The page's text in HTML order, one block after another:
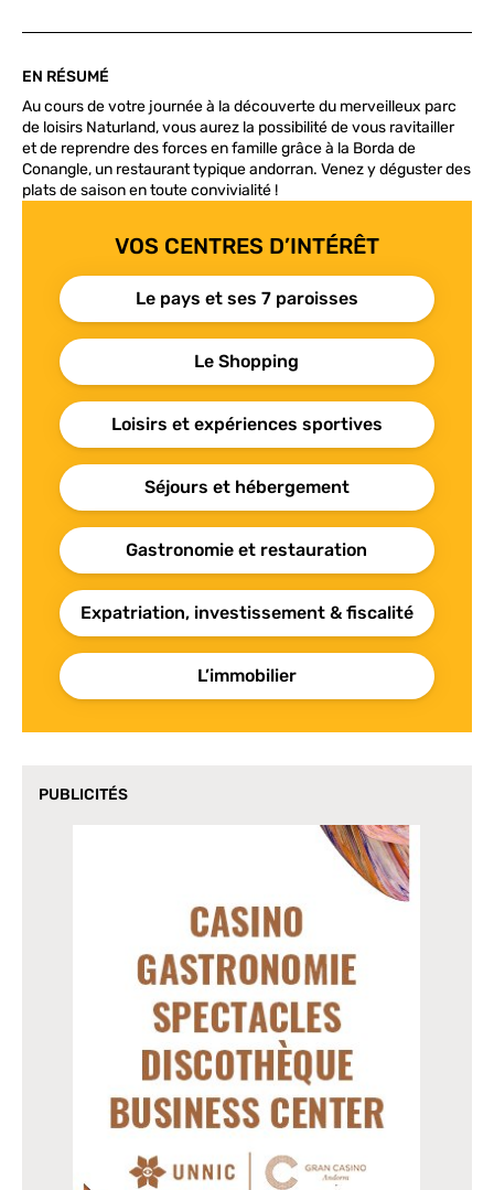
EN RÉSUMÉ
Au cours de votre journée à la découverte du merveilleux parc
de loisirs Naturland, vous aurez la possibilité de vous ravitailler
et de reprendre des forces en famille grâce à la Borda de
Conangle, un restaurant typique andorran. Venez y déguster des
plats de saison en toute convivialité !
VOS CENTRES D’INTÉRÊT
Le pays et ses 7 paroisses
Le Shopping
Loisirs et expériences sportives
Séjours et hébergement
Gastronomie et restauration
Expatriation, investissement & fiscalité
L’immobilier
PUBLICITÉS